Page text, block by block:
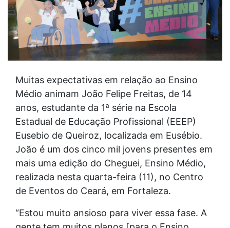
Muitas expectativas em relação ao Ensino
Médio animam João Felipe Freitas, de 14
anos, estudante da 1ª série na Escola
Estadual de Educação Profissional (EEEP)
Eusebio de Queiroz, localizada em Eusébio.
João é um dos cinco mil jovens presentes em
mais uma edição do Cheguei, Ensino Médio,
realizada nesta quarta-feira (11), no Centro
de Eventos do Ceará, em Fortaleza.
“Estou muito ansioso para viver essa fase. A